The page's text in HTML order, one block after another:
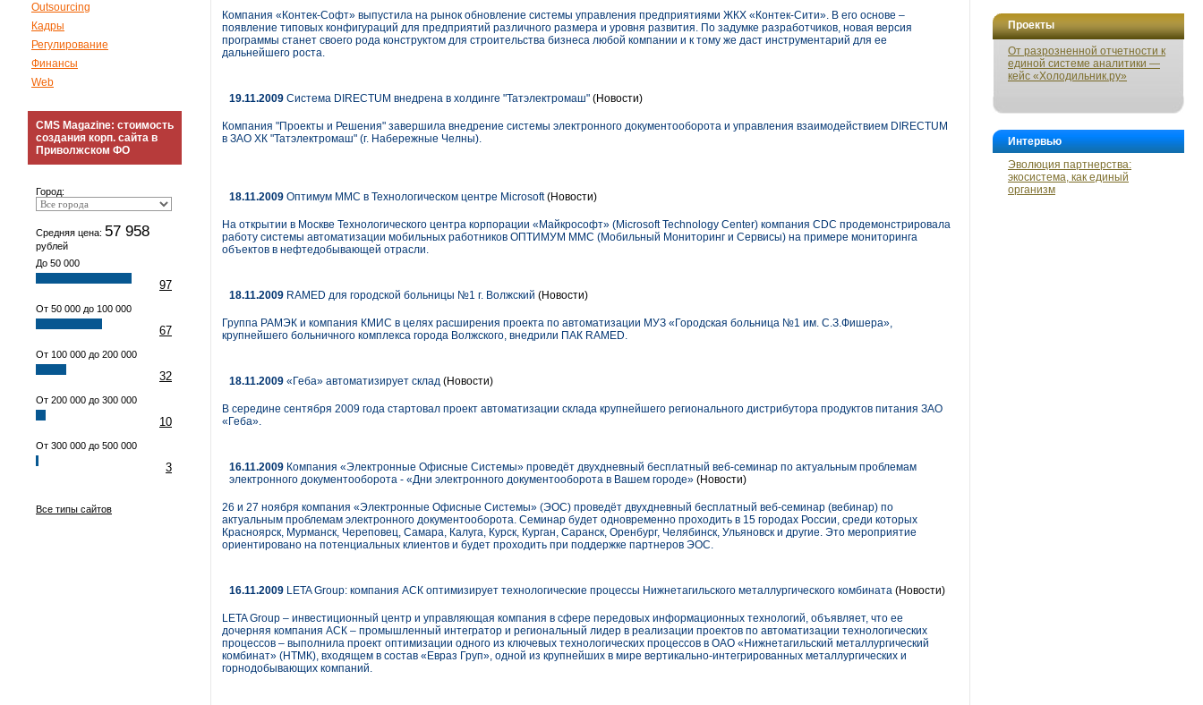
Outsourcing
Кадры
Регулирование
Финансы
Web
CMS Magazine: стоимость
создания корп. сайта в
Приволжском ФО
Город:
Средняя цена: 57 958
рублей
До 50 000
97
От 50 000 до 100 000
67
От 100 000 до 200 000
32
От 200 000 до 300 000
10
От 300 000 до 500 000
3
Все типы сайтов
Проекты
От разрозненной отчетности к
единой системе аналитики —
кейс «Холодильник.ру»
Интервью
Эволюция партнерства:
экосистема, как единый
организм
Компания «Контек-Софт» выпустила на рынок обновление системы управления предприятиями ЖКХ «Контек-Сити». В его основе –
появление типовых конфигураций для предприятий различного размера и уровня развития. По задумке разработчиков, новая версия
программы станет своего рода конструктом для строительства бизнеса любой компании и к тому же даст инструментарий для ее
дальнейшего роста.
19.11.2009 Система DIRECTUM внедрена в холдинге "Татэлектромаш" (Новости)
Компания "Проекты и Решения" завершила внедрение системы электронного документооборота и управления взаимодействием DIRECTUM
в ЗАО ХК "Татэлектромаш" (г. Набережные Челны).
18.11.2009 Оптимум ММС в Технологическом центре Microsoft(Новости)
На открытии в Москве Технологического центра корпорации «Майкрософт» (Microsoft Technology Center) компания CDC продемонстрировала
работу системы автоматизации мобильных работников ОПТИМУМ ММС (Мобильный Мониторинг и Сервисы) на примере мониторинга
объектов в нефтедобывающей отрасли.
18.11.2009 RAMED для городской больницы №1 г. Волжский (Новости)
Группа РАМЭК и компания КМИС в целях расширения проекта по автоматизации МУЗ «Городская больница №1 им. С.З.Фишера»,
крупнейшего больничного комплекса города Волжского, внедрили ПАК RAMED.
18.11.2009 «Геба» автоматизирует склад (Новости)
В середине сентября 2009 года стартовал проект автоматизации склада крупнейшего регионального дистрибутора продуктов питания ЗАО
«Геба».
16.11.2009 Компания «Электронные Офисные Системы» проведёт двухдневный бесплатный веб-семинар по актуальным проблемам
электронного документооборота - «Дни электронного документооборота в Вашем городе» (Новости)
26 и 27 ноября компания «Электронные Офисные Системы» (ЭОС) проведёт двухдневный бесплатный веб-семинар (вебинар) по
актуальным проблемам электронного документооборота. Семинар будет одновременно проходить в 15 городах России, среди которых
Красноярск, Мурманск, Череповец, Самара, Калуга, Курск, Курган, Саранск, Оренбург, Челябинск, Ульяновск и другие. Это мероприятие
ориентировано на потенциальных клиентов и будет проходить при поддержке партнеров ЭОС.
16.11.2009 LETA Group: компания АСК оптимизирует технологические процессы Нижнетагильского металлургического комбината (Новости)
LETA Group – инвестиционный центр и управляющая компания в сфере передовых информационных технологий, объявляет, что ее
дочерняя компания АСК – промышленный интегратор и региональный лидер в реализации проектов по автоматизации технологических
процессов – выполнила проект оптимизации одного из ключевых технологических процессов в ОАО «Нижнетагильский металлургический
комбинат» (НТМК), входящем в состав «Евраз Груп», одной из крупнейших в мире вертикально-интегрированных металлургических и
горнодобывающих компаний.